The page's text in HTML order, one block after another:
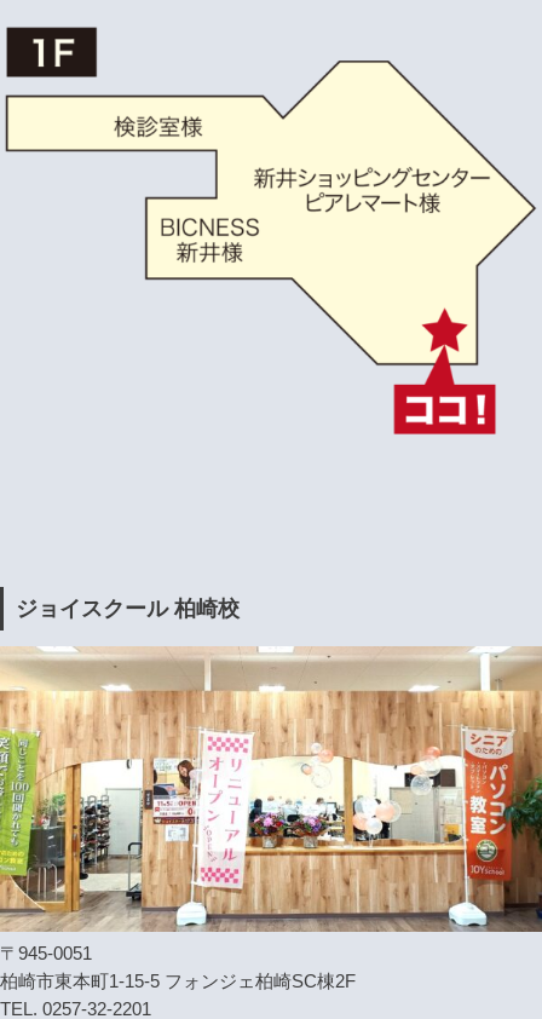
ジョイスクール 柏崎校
〒945-0051
柏崎市東本町1-15-5 フォンジェ柏崎SC棟2F
TEL. 0257-32-2201